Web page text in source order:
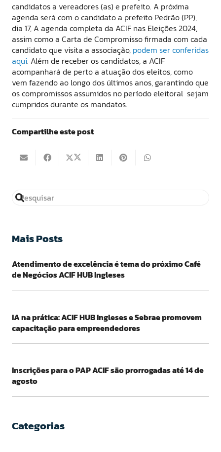
candidatos a vereadores (as) e prefeito. A próxima
agenda será com o candidato a prefeito Pedrão (PP),
dia 17, A agenda completa da ACIF nas Eleições 2024,
assim como a Carta de Compromisso firmada com cada
candidato que visita a associação, podem ser conferidas
aqui. Além de receber os candidatos, a ACIF
acompanhará de perto a atuação dos eleitos, como
vem fazendo ao longo dos últimos anos, garantindo que
os compromissos assumidos no período eleitoral sejam
cumpridos durante os mandatos.
Compartilhe este post
Mais Posts
Atendimento de excelência é tema do próximo Café
de Negócios ACIF HUB Ingleses
IA na prática: ACIF HUB Ingleses e Sebrae promovem
capacitação para empreendedores
Inscrições para o PAP ACIF são prorrogadas até 14 de
agosto
Categorias